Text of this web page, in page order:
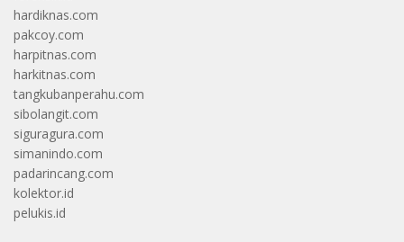
hardiknas.com
pakcoy.com
harpitnas.com
harkitnas.com
tangkubanperahu.com
sibolangit.com
siguragura.com
simanindo.com
padarincang.com
kolektor.id
pelukis.id